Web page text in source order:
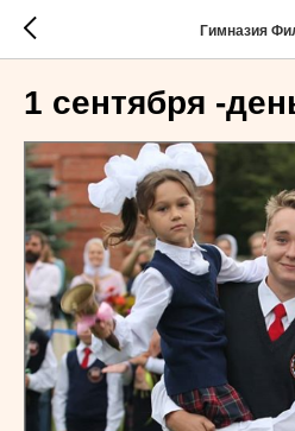
Гимназия
1 сентября -